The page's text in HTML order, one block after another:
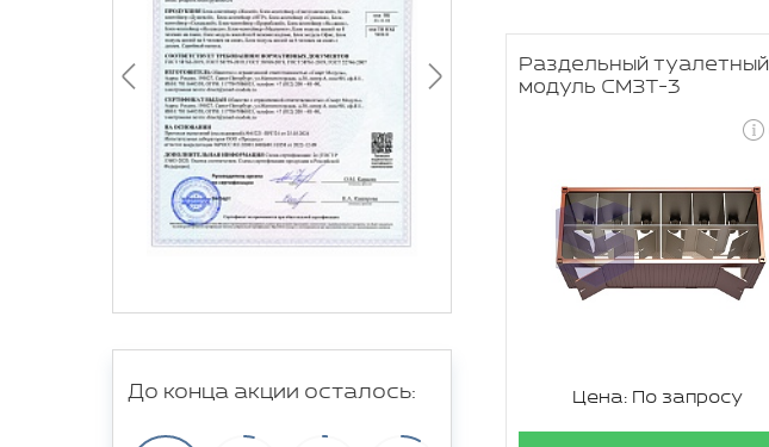
До конца акции осталось:
Раздельный туалетный
модуль СМЗТ-3
Цена: По запросу